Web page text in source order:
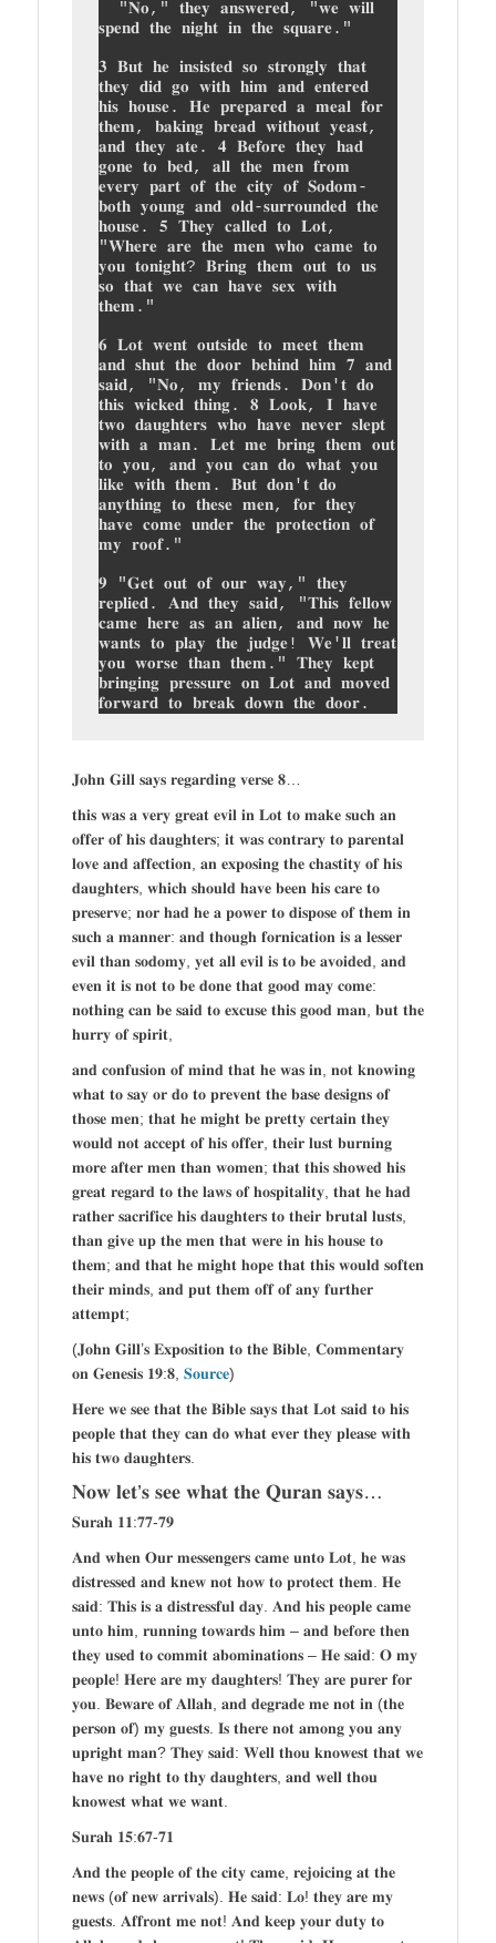
𝐬𝐩𝐞𝐧𝐝 𝐭𝐡𝐞 𝐧𝐢𝐠𝐡𝐭 𝐢𝐧 𝐭𝐡𝐞 𝐬𝐪𝐮𝐚𝐫𝐞."
𝟑 𝐁𝐮𝐭 𝐡𝐞 𝐢𝐧𝐬𝐢𝐬𝐭𝐞𝐝 𝐬𝐨 𝐬𝐭𝐫𝐨𝐧𝐠𝐥𝐲 𝐭𝐡𝐚𝐭
𝐭𝐡𝐞𝐲 𝐝𝐢𝐝 𝐠𝐨 𝐰𝐢𝐭𝐡 𝐡𝐢𝐦 𝐚𝐧𝐝 𝐞𝐧𝐭𝐞𝐫𝐞𝐝
𝐡𝐢𝐬 𝐡𝐨𝐮𝐬𝐞. 𝐇𝐞 𝐩𝐫𝐞𝐩𝐚𝐫𝐞𝐝 𝐚 𝐦𝐞𝐚𝐥 𝐟𝐨𝐫
𝐭𝐡𝐞𝐦, 𝐛𝐚𝐤𝐢𝐧𝐠 𝐛𝐫𝐞𝐚𝐝 𝐰𝐢𝐭𝐡𝐨𝐮𝐭 𝐲𝐞𝐚𝐬𝐭,
𝐚𝐧𝐝 𝐭𝐡𝐞𝐲 𝐚𝐭𝐞. 𝟒 𝐁𝐞𝐟𝐨𝐫𝐞 𝐭𝐡𝐞𝐲 𝐡𝐚𝐝
𝐠𝐨𝐧𝐞 𝐭𝐨 𝐛𝐞𝐝, 𝐚𝐥𝐥 𝐭𝐡𝐞 𝐦𝐞𝐧 𝐟𝐫𝐨𝐦
𝐞𝐯𝐞𝐫𝐲 𝐩𝐚𝐫𝐭 𝐨𝐟 𝐭𝐡𝐞 𝐜𝐢𝐭𝐲 𝐨𝐟 𝐒𝐨𝐝𝐨𝐦-
𝐛𝐨𝐭𝐡 𝐲𝐨𝐮𝐧𝐠 𝐚𝐧𝐝 𝐨𝐥𝐝-𝐬𝐮𝐫𝐫𝐨𝐮𝐧𝐝𝐞𝐝 𝐭𝐡𝐞
𝐡𝐨𝐮𝐬𝐞. 𝟓 𝐓𝐡𝐞𝐲 𝐜𝐚𝐥𝐥𝐞𝐝 𝐭𝐨 𝐋𝐨𝐭,
"𝐖𝐡𝐞𝐫𝐞 𝐚𝐫𝐞 𝐭𝐡𝐞 𝐦𝐞𝐧 𝐰𝐡𝐨 𝐜𝐚𝐦𝐞 𝐭𝐨
𝐲𝐨𝐮 𝐭𝐨𝐧𝐢𝐠𝐡𝐭? 𝐁𝐫𝐢𝐧𝐠 𝐭𝐡𝐞𝐦 𝐨𝐮𝐭 𝐭𝐨 𝐮𝐬
𝐬𝐨 𝐭𝐡𝐚𝐭 𝐰𝐞 𝐜𝐚𝐧 𝐡𝐚𝐯𝐞 𝐬𝐞𝐱 𝐰𝐢𝐭𝐡
𝐭𝐡𝐞𝐦."
𝟔 𝐋𝐨𝐭 𝐰𝐞𝐧𝐭 𝐨𝐮𝐭𝐬𝐢𝐝𝐞 𝐭𝐨 𝐦𝐞𝐞𝐭 𝐭𝐡𝐞𝐦
𝐚𝐧𝐝 𝐬𝐡𝐮𝐭 𝐭𝐡𝐞 𝐝𝐨𝐨𝐫 𝐛𝐞𝐡𝐢𝐧𝐝 𝐡𝐢𝐦 𝟕 𝐚𝐧𝐝
𝐬𝐚𝐢𝐝, "𝐍𝐨, 𝐦𝐲 𝐟𝐫𝐢𝐞𝐧𝐝𝐬. 𝐃𝐨𝐧'𝐭 𝐝𝐨
𝐭𝐡𝐢𝐬 𝐰𝐢𝐜𝐤𝐞𝐝 𝐭𝐡𝐢𝐧𝐠. 𝟖 𝐋𝐨𝐨𝐤, 𝐈 𝐡𝐚𝐯𝐞
𝐭𝐰𝐨 𝐝𝐚𝐮𝐠𝐡𝐭𝐞𝐫𝐬 𝐰𝐡𝐨 𝐡𝐚𝐯𝐞 𝐧𝐞𝐯𝐞𝐫 𝐬𝐥𝐞𝐩𝐭
𝐰𝐢𝐭𝐡 𝐚 𝐦𝐚𝐧. 𝐋𝐞𝐭 𝐦𝐞 𝐛𝐫𝐢𝐧𝐠 𝐭𝐡𝐞𝐦 𝐨𝐮𝐭
𝐭𝐨 𝐲𝐨𝐮, 𝐚𝐧𝐝 𝐲𝐨𝐮 𝐜𝐚𝐧 𝐝𝐨 𝐰𝐡𝐚𝐭 𝐲𝐨𝐮
𝐥𝐢𝐤𝐞 𝐰𝐢𝐭𝐡 𝐭𝐡𝐞𝐦. 𝐁𝐮𝐭 𝐝𝐨𝐧'𝐭 𝐝𝐨
𝐚𝐧𝐲𝐭𝐡𝐢𝐧𝐠 𝐭𝐨 𝐭𝐡𝐞𝐬𝐞 𝐦𝐞𝐧, 𝐟𝐨𝐫 𝐭𝐡𝐞𝐲
𝐡𝐚𝐯𝐞 𝐜𝐨𝐦𝐞 𝐮𝐧𝐝𝐞𝐫 𝐭𝐡𝐞 𝐩𝐫𝐨𝐭𝐞𝐜𝐭𝐢𝐨𝐧 𝐨𝐟
𝐦𝐲 𝐫𝐨𝐨𝐟."
𝟗 "𝐆𝐞𝐭 𝐨𝐮𝐭 𝐨𝐟 𝐨𝐮𝐫 𝐰𝐚𝐲," 𝐭𝐡𝐞𝐲
𝐫𝐞𝐩𝐥𝐢𝐞𝐝. 𝐀𝐧𝐝 𝐭𝐡𝐞𝐲 𝐬𝐚𝐢𝐝, "𝐓𝐡𝐢𝐬 𝐟𝐞𝐥𝐥𝐨𝐰
𝐜𝐚𝐦𝐞 𝐡𝐞𝐫𝐞 𝐚𝐬 𝐚𝐧 𝐚𝐥𝐢𝐞𝐧, 𝐚𝐧𝐝 𝐧𝐨𝐰 𝐡𝐞
𝐰𝐚𝐧𝐭𝐬 𝐭𝐨 𝐩𝐥𝐚𝐲 𝐭𝐡𝐞 𝐣𝐮𝐝𝐠𝐞! 𝐖𝐞'𝐥𝐥 𝐭𝐫𝐞𝐚𝐭
𝐲𝐨𝐮 𝐰𝐨𝐫𝐬𝐞 𝐭𝐡𝐚𝐧 𝐭𝐡𝐞𝐦." 𝐓𝐡𝐞𝐲 𝐤𝐞𝐩𝐭
𝐛𝐫𝐢𝐧𝐠𝐢𝐧𝐠 𝐩𝐫𝐞𝐬𝐬𝐮𝐫𝐞 𝐨𝐧 𝐋𝐨𝐭 𝐚𝐧𝐝 𝐦𝐨𝐯𝐞𝐝
𝐟𝐨𝐫𝐰𝐚𝐫𝐝 𝐭𝐨 𝐛𝐫𝐞𝐚𝐤 𝐝𝐨𝐰𝐧 𝐭𝐡𝐞 𝐝𝐨𝐨𝐫.
𝐉𝐨𝐡𝐧 𝐆𝐢𝐥𝐥 𝐬𝐚𝐲𝐬 𝐫𝐞𝐠𝐚𝐫𝐝𝐢𝐧𝐠 𝐯𝐞𝐫𝐬𝐞 𝟖…
𝐭𝐡𝐢𝐬 𝐰𝐚𝐬 𝐚 𝐯𝐞𝐫𝐲 𝐠𝐫𝐞𝐚𝐭 𝐞𝐯𝐢𝐥 𝐢𝐧 𝐋𝐨𝐭 𝐭𝐨 𝐦𝐚𝐤𝐞 𝐬𝐮𝐜𝐡 𝐚𝐧
𝐨𝐟𝐟𝐞𝐫 𝐨𝐟 𝐡𝐢𝐬 𝐝𝐚𝐮𝐠𝐡𝐭𝐞𝐫𝐬; 𝐢𝐭 𝐰𝐚𝐬 𝐜𝐨𝐧𝐭𝐫𝐚𝐫𝐲 𝐭𝐨 𝐩𝐚𝐫𝐞𝐧𝐭𝐚𝐥
𝐥𝐨𝐯𝐞 𝐚𝐧𝐝 𝐚𝐟𝐟𝐞𝐜𝐭𝐢𝐨𝐧, 𝐚𝐧 𝐞𝐱𝐩𝐨𝐬𝐢𝐧𝐠 𝐭𝐡𝐞 𝐜𝐡𝐚𝐬𝐭𝐢𝐭𝐲 𝐨𝐟 𝐡𝐢𝐬
𝐝𝐚𝐮𝐠𝐡𝐭𝐞𝐫𝐬, 𝐰𝐡𝐢𝐜𝐡 𝐬𝐡𝐨𝐮𝐥𝐝 𝐡𝐚𝐯𝐞 𝐛𝐞𝐞𝐧 𝐡𝐢𝐬 𝐜𝐚𝐫𝐞 𝐭𝐨
𝐩𝐫𝐞𝐬𝐞𝐫𝐯𝐞; 𝐧𝐨𝐫 𝐡𝐚𝐝 𝐡𝐞 𝐚 𝐩𝐨𝐰𝐞𝐫 𝐭𝐨 𝐝𝐢𝐬𝐩𝐨𝐬𝐞 𝐨𝐟 𝐭𝐡𝐞𝐦 𝐢𝐧
𝐬𝐮𝐜𝐡 𝐚 𝐦𝐚𝐧𝐧𝐞𝐫: 𝐚𝐧𝐝 𝐭𝐡𝐨𝐮𝐠𝐡 𝐟𝐨𝐫𝐧𝐢𝐜𝐚𝐭𝐢𝐨𝐧 𝐢𝐬 𝐚 𝐥𝐞𝐬𝐬𝐞𝐫
𝐞𝐯𝐢𝐥 𝐭𝐡𝐚𝐧 𝐬𝐨𝐝𝐨𝐦𝐲, 𝐲𝐞𝐭 𝐚𝐥𝐥 𝐞𝐯𝐢𝐥 𝐢𝐬 𝐭𝐨 𝐛𝐞 𝐚𝐯𝐨𝐢𝐝𝐞𝐝, 𝐚𝐧𝐝
𝐞𝐯𝐞𝐧 𝐢𝐭 𝐢𝐬 𝐧𝐨𝐭 𝐭𝐨 𝐛𝐞 𝐝𝐨𝐧𝐞 𝐭𝐡𝐚𝐭 𝐠𝐨𝐨𝐝 𝐦𝐚𝐲 𝐜𝐨𝐦𝐞:
𝐧𝐨𝐭𝐡𝐢𝐧𝐠 𝐜𝐚𝐧 𝐛𝐞 𝐬𝐚𝐢𝐝 𝐭𝐨 𝐞𝐱𝐜𝐮𝐬𝐞 𝐭𝐡𝐢𝐬 𝐠𝐨𝐨𝐝 𝐦𝐚𝐧, 𝐛𝐮𝐭 𝐭𝐡𝐞
𝐡𝐮𝐫𝐫𝐲 𝐨𝐟 𝐬𝐩𝐢𝐫𝐢𝐭,
𝐚𝐧𝐝 𝐜𝐨𝐧𝐟𝐮𝐬𝐢𝐨𝐧 𝐨𝐟 𝐦𝐢𝐧𝐝 𝐭𝐡𝐚𝐭 𝐡𝐞 𝐰𝐚𝐬 𝐢𝐧, 𝐧𝐨𝐭 𝐤𝐧𝐨𝐰𝐢𝐧𝐠
𝐰𝐡𝐚𝐭 𝐭𝐨 𝐬𝐚𝐲 𝐨𝐫 𝐝𝐨 𝐭𝐨 𝐩𝐫𝐞𝐯𝐞𝐧𝐭 𝐭𝐡𝐞 𝐛𝐚𝐬𝐞 𝐝𝐞𝐬𝐢𝐠𝐧𝐬 𝐨𝐟
𝐭𝐡𝐨𝐬𝐞 𝐦𝐞𝐧; 𝐭𝐡𝐚𝐭 𝐡𝐞 𝐦𝐢𝐠𝐡𝐭 𝐛𝐞 𝐩𝐫𝐞𝐭𝐭𝐲 𝐜𝐞𝐫𝐭𝐚𝐢𝐧 𝐭𝐡𝐞𝐲
𝐰𝐨𝐮𝐥𝐝 𝐧𝐨𝐭 𝐚𝐜𝐜𝐞𝐩𝐭 𝐨𝐟 𝐡𝐢𝐬 𝐨𝐟𝐟𝐞𝐫, 𝐭𝐡𝐞𝐢𝐫 𝐥𝐮𝐬𝐭 𝐛𝐮𝐫𝐧𝐢𝐧𝐠
𝐦𝐨𝐫𝐞 𝐚𝐟𝐭𝐞𝐫 𝐦𝐞𝐧 𝐭𝐡𝐚𝐧 𝐰𝐨𝐦𝐞𝐧; 𝐭𝐡𝐚𝐭 𝐭𝐡𝐢𝐬 𝐬𝐡𝐨𝐰𝐞𝐝 𝐡𝐢𝐬
𝐠𝐫𝐞𝐚𝐭 𝐫𝐞𝐠𝐚𝐫𝐝 𝐭𝐨 𝐭𝐡𝐞 𝐥𝐚𝐰𝐬 𝐨𝐟 𝐡𝐨𝐬𝐩𝐢𝐭𝐚𝐥𝐢𝐭𝐲, 𝐭𝐡𝐚𝐭 𝐡𝐞 𝐡𝐚𝐝
𝐫𝐚𝐭𝐡𝐞𝐫 𝐬𝐚𝐜𝐫𝐢𝐟𝐢𝐜𝐞 𝐡𝐢𝐬 𝐝𝐚𝐮𝐠𝐡𝐭𝐞𝐫𝐬 𝐭𝐨 𝐭𝐡𝐞𝐢𝐫 𝐛𝐫𝐮𝐭𝐚𝐥 𝐥𝐮𝐬𝐭𝐬,
𝐭𝐡𝐚𝐧 𝐠𝐢𝐯𝐞 𝐮𝐩 𝐭𝐡𝐞 𝐦𝐞𝐧 𝐭𝐡𝐚𝐭 𝐰𝐞𝐫𝐞 𝐢𝐧 𝐡𝐢𝐬 𝐡𝐨𝐮𝐬𝐞 𝐭𝐨
𝐭𝐡𝐞𝐦; 𝐚𝐧𝐝 𝐭𝐡𝐚𝐭 𝐡𝐞 𝐦𝐢𝐠𝐡𝐭 𝐡𝐨𝐩𝐞 𝐭𝐡𝐚𝐭 𝐭𝐡𝐢𝐬 𝐰𝐨𝐮𝐥𝐝 𝐬𝐨𝐟𝐭𝐞𝐧
𝐭𝐡𝐞𝐢𝐫 𝐦𝐢𝐧𝐝𝐬, 𝐚𝐧𝐝 𝐩𝐮𝐭 𝐭𝐡𝐞𝐦 𝐨𝐟𝐟 𝐨𝐟 𝐚𝐧𝐲 𝐟𝐮𝐫𝐭𝐡𝐞𝐫
𝐚𝐭𝐭𝐞𝐦𝐩𝐭;
(𝐉𝐨𝐡𝐧 𝐆𝐢𝐥𝐥’𝐬 𝐄𝐱𝐩𝐨𝐬𝐢𝐭𝐢𝐨𝐧 𝐭𝐨 𝐭𝐡𝐞 𝐁𝐢𝐛𝐥𝐞, 𝐂𝐨𝐦𝐦𝐞𝐧𝐭𝐚𝐫𝐲
𝐨𝐧 𝐆𝐞𝐧𝐞𝐬𝐢𝐬 𝟏𝟗:𝟖, 𝐒𝐨𝐮𝐫𝐜𝐞)
𝐇𝐞𝐫𝐞 𝐰𝐞 𝐬𝐞𝐞 𝐭𝐡𝐚𝐭 𝐭𝐡𝐞 𝐁𝐢𝐛𝐥𝐞 𝐬𝐚𝐲𝐬 𝐭𝐡𝐚𝐭 𝐋𝐨𝐭 𝐬𝐚𝐢𝐝 𝐭𝐨 𝐡𝐢𝐬
𝐩𝐞𝐨𝐩𝐥𝐞 𝐭𝐡𝐚𝐭 𝐭𝐡𝐞𝐲 𝐜𝐚𝐧 𝐝𝐨 𝐰𝐡𝐚𝐭 𝐞𝐯𝐞𝐫 𝐭𝐡𝐞𝐲 𝐩𝐥𝐞𝐚𝐬𝐞 𝐰𝐢𝐭𝐡
𝐡𝐢𝐬 𝐭𝐰𝐨 𝐝𝐚𝐮𝐠𝐡𝐭𝐞𝐫𝐬.
𝐍𝐨𝐰 𝐥𝐞𝐭’𝐬 𝐬𝐞𝐞 𝐰𝐡𝐚𝐭 𝐭𝐡𝐞 𝐐𝐮𝐫𝐚𝐧 𝐬𝐚𝐲𝐬…
𝐒𝐮𝐫𝐚𝐡 𝟏𝟏:𝟕𝟕-𝟕𝟗
𝐀𝐧𝐝 𝐰𝐡𝐞𝐧 𝐎𝐮𝐫 𝐦𝐞𝐬𝐬𝐞𝐧𝐠𝐞𝐫𝐬 𝐜𝐚𝐦𝐞 𝐮𝐧𝐭𝐨 𝐋𝐨𝐭, 𝐡𝐞 𝐰𝐚𝐬
𝐝𝐢𝐬𝐭𝐫𝐞𝐬𝐬𝐞𝐝 𝐚𝐧𝐝 𝐤𝐧𝐞𝐰 𝐧𝐨𝐭 𝐡𝐨𝐰 𝐭𝐨 𝐩𝐫𝐨𝐭𝐞𝐜𝐭 𝐭𝐡𝐞𝐦. 𝐇𝐞
𝐬𝐚𝐢𝐝: 𝐓𝐡𝐢𝐬 𝐢𝐬 𝐚 𝐝𝐢𝐬𝐭𝐫𝐞𝐬𝐬𝐟𝐮𝐥 𝐝𝐚𝐲. 𝐀𝐧𝐝 𝐡𝐢𝐬 𝐩𝐞𝐨𝐩𝐥𝐞 𝐜𝐚𝐦𝐞
𝐮𝐧𝐭𝐨 𝐡𝐢𝐦, 𝐫𝐮𝐧𝐧𝐢𝐧𝐠 𝐭𝐨𝐰𝐚𝐫𝐝𝐬 𝐡𝐢𝐦 – 𝐚𝐧𝐝 𝐛𝐞𝐟𝐨𝐫𝐞 𝐭𝐡𝐞𝐧
𝐭𝐡𝐞𝐲 𝐮𝐬𝐞𝐝 𝐭𝐨 𝐜𝐨𝐦𝐦𝐢𝐭 𝐚𝐛𝐨𝐦𝐢𝐧𝐚𝐭𝐢𝐨𝐧𝐬 – 𝐇𝐞 𝐬𝐚𝐢𝐝: 𝐎 𝐦𝐲
𝐩𝐞𝐨𝐩𝐥𝐞! 𝐇𝐞𝐫𝐞 𝐚𝐫𝐞 𝐦𝐲 𝐝𝐚𝐮𝐠𝐡𝐭𝐞𝐫𝐬! 𝐓𝐡𝐞𝐲 𝐚𝐫𝐞 𝐩𝐮𝐫𝐞𝐫 𝐟𝐨𝐫
𝐲𝐨𝐮. 𝐁𝐞𝐰𝐚𝐫𝐞 𝐨𝐟 𝐀𝐥𝐥𝐚𝐡, 𝐚𝐧𝐝 𝐝𝐞𝐠𝐫𝐚𝐝𝐞 𝐦𝐞 𝐧𝐨𝐭 𝐢𝐧 (𝐭𝐡𝐞
𝐩𝐞𝐫𝐬𝐨𝐧 𝐨𝐟) 𝐦𝐲 𝐠𝐮𝐞𝐬𝐭𝐬. 𝐈𝐬 𝐭𝐡𝐞𝐫𝐞 𝐧𝐨𝐭 𝐚𝐦𝐨𝐧𝐠 𝐲𝐨𝐮 𝐚𝐧𝐲
𝐮𝐩𝐫𝐢𝐠𝐡𝐭 𝐦𝐚𝐧? 𝐓𝐡𝐞𝐲 𝐬𝐚𝐢𝐝: 𝐖𝐞𝐥𝐥 𝐭𝐡𝐨𝐮 𝐤𝐧𝐨𝐰𝐞𝐬𝐭 𝐭𝐡𝐚𝐭 𝐰𝐞
𝐡𝐚𝐯𝐞 𝐧𝐨 𝐫𝐢𝐠𝐡𝐭 𝐭𝐨 𝐭𝐡𝐲 𝐝𝐚𝐮𝐠𝐡𝐭𝐞𝐫𝐬, 𝐚𝐧𝐝 𝐰𝐞𝐥𝐥 𝐭𝐡𝐨𝐮
𝐤𝐧𝐨𝐰𝐞𝐬𝐭 𝐰𝐡𝐚𝐭 𝐰𝐞 𝐰𝐚𝐧𝐭.
𝐒𝐮𝐫𝐚𝐡 𝟏𝟓:𝟔𝟕-𝟕𝟏
𝐀𝐧𝐝 𝐭𝐡𝐞 𝐩𝐞𝐨𝐩𝐥𝐞 𝐨𝐟 𝐭𝐡𝐞 𝐜𝐢𝐭𝐲 𝐜𝐚𝐦𝐞, 𝐫𝐞𝐣𝐨𝐢𝐜𝐢𝐧𝐠 𝐚𝐭 𝐭𝐡𝐞
𝐧𝐞𝐰𝐬 (𝐨𝐟 𝐧𝐞𝐰 𝐚𝐫𝐫𝐢𝐯𝐚𝐥𝐬). 𝐇𝐞 𝐬𝐚𝐢𝐝: 𝐋𝐨! 𝐭𝐡𝐞𝐲 𝐚𝐫𝐞 𝐦𝐲
𝐠𝐮𝐞𝐬𝐭𝐬. 𝐀𝐟𝐟𝐫𝐨𝐧𝐭 𝐦𝐞 𝐧𝐨𝐭! 𝐀𝐧𝐝 𝐤𝐞𝐞𝐩 𝐲𝐨𝐮𝐫 𝐝𝐮𝐭𝐲 𝐭𝐨